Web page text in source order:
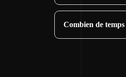
Combien de